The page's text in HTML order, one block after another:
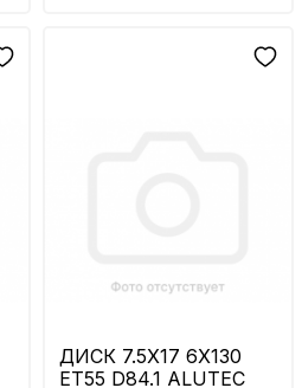
ДИСК 7.5X17 6X130
ET55 D84.1 ALUTEC